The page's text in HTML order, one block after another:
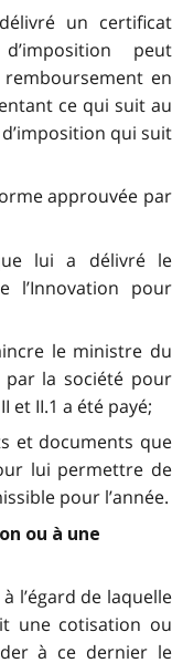
un certificat
peut
en
ce qui suit au
qui suit
approuvée par
lui a délivré le
l’Innovation pour
le ministre du
par la société pour
et II.1 a été payé;
et documents que
lui permettre de
pour l’année.
ou à une
l’égard de laquelle
une cotisation ou
à ce dernier le